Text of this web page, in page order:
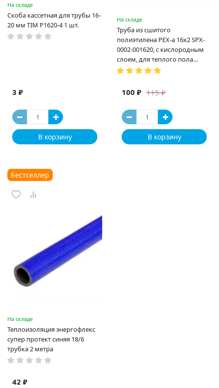
На складе
Скоба кассетная для трубы 16-
20 мм TIM P1620-4 1 шт.
3 ₽
В корзину
На складе
Труба из сшитого
полиэтилена PEX-a 16х2 SPX-
0002-001620, с кислородным
слоем, для теплого пола
(Испания)
115 ₽
100 ₽
В корзину
Бестселлер
На складе
Теплоизоляция энергофлекс
супер протект синяя 18/6
трубка 2 метра
42 ₽